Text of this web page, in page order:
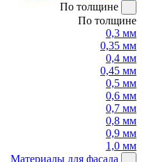
По толщине
По толщине
0,3 мм
0,35 мм
0,4 мм
0,45 мм
0,5 мм
0,6 мм
0,7 мм
0,8 мм
0,9 мм
1,0 мм
Материалы для фасада